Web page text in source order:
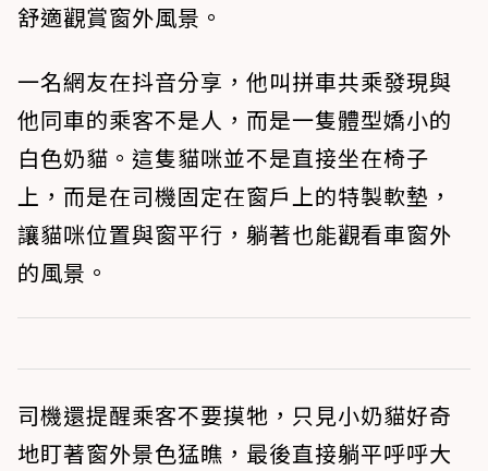
舒適觀賞窗外風景。
一名網友在抖音分享，他叫拼車共乘發現與
他同車的乘客不是人，而是一隻體型嬌小的
白色奶貓。這隻貓咪並不是直接坐在椅子
上，而是在司機固定在窗戶上的特製軟墊，
讓貓咪位置與窗平行，躺著也能觀看車窗外
的風景。
司機還提醒乘客不要摸牠，只見小奶貓好奇
地盯著窗外景色猛瞧，最後直接躺平呼呼大